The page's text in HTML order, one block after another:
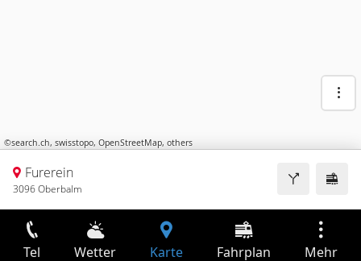
©search.ch, swisstopo, OpenStreetMap, others
Furerein
3096 Oberbalm
Tel Wetter Karte Fahrplan Mehr